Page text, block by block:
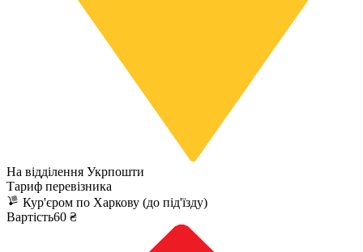
На відділення Укрпошти
Тариф перевізника
Кур'єром по Харкову (до під'їзду)
Вартість60 ₴